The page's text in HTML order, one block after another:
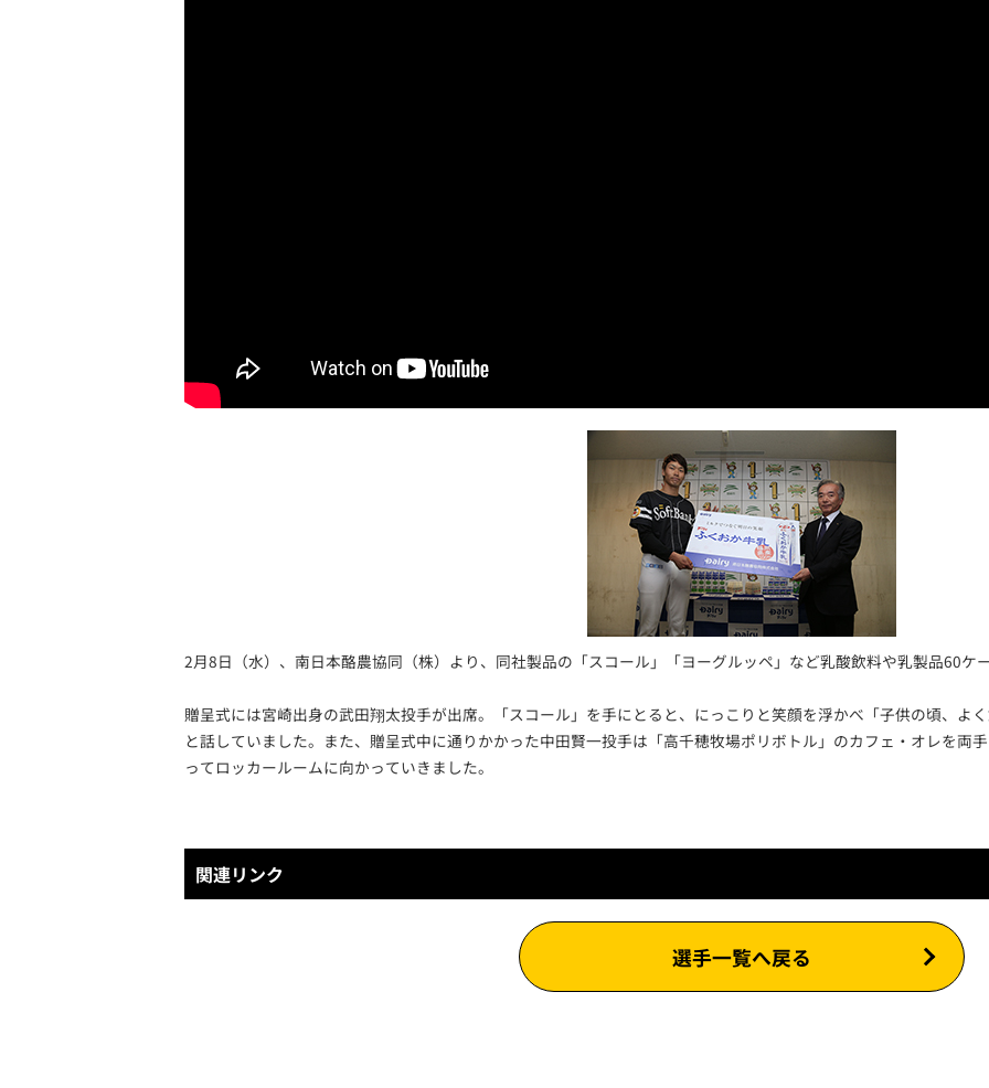
2月8日（水）、南日本酪農協同（株）より、同社製品の「スコール」「ヨーグルッペ」など乳酸飲料や乳製品60ケ
贈呈式には宮崎出身の武田翔太投手が出席。「スコール」を手にとると、にっこりと笑顔を浮かべ「子供の頃、よ
と話していました。また、贈呈式中に通りかかった中田賢一投手は「高千穂牧場ポリボトル」のカフェ・オレを両
ってロッカールームに向かっていきました。
関連リンク
選手一覧へ戻る